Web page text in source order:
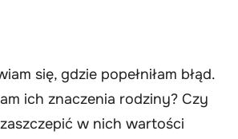
się, gdzie popełniłam błąd.
ich znaczenia rodziny? Czy
w nich wartości